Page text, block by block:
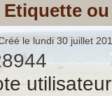
Etiquette
le lundi 30 juillet